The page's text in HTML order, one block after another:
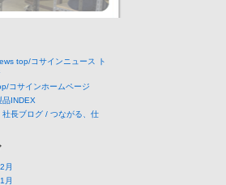
top/コサインニュース ト
コサインホームページ
INDEX
社長ブログ / つながる、仕
月
月